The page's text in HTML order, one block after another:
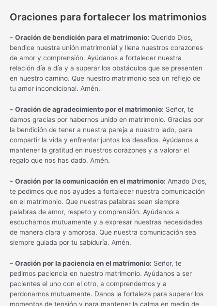
Oraciones para fortalecer los matrimonios
– Oración de bendición para el matrimonio: Querido Dios,
bendice nuestra unión matrimonial y llena nuestros corazones
de amor y comprensión. Ayúdanos a fortalecer nuestra
relación día a día y a superar los obstáculos que se presenten
en nuestro camino. Que nuestro matrimonio sea un reflejo de
tu amor incondicional. Amén.
– Oración de agradecimiento por el matrimonio: Señor, te
damos gracias por habernos unido en matrimonio. Gracias por
la bendición de tener a nuestra pareja a nuestro lado, para
compartir la vida y enfrentar juntos los desafíos. Ayúdanos a
mantener la gratitud en nuestros corazones y a valorar el
regalo que nos has dado. Amén.
– Oración por la comunicación en el matrimonio: Amado Dios,
te pedimos que nos ayudes a fortalecer nuestra comunicación
en el matrimonio. Que nuestras palabras sean siempre
palabras de amor, respeto y comprensión. Ayúdanos a
escucharnos mutuamente y a expresar nuestras necesidades
de manera clara y amorosa. Que nuestra comunicación sea
siempre guiada por tu sabiduría. Amén.
– Oración por la paciencia en el matrimonio: Señor, te
pedimos paciencia en nuestro matrimonio. Ayúdanos a ser
pacientes el uno con el otro, a comprendernos y a
perdonarnos mutuamente. Danos la fortaleza para superar los
momentos de tensión y para mantener la calma en medio de